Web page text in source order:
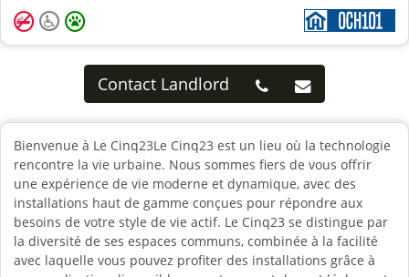
Contact Landlord
Bienvenue à Le Cinq23Le Cinq23 est un lieu où la technologie
rencontre la vie urbaine. Nous sommes fiers de vous offrir
une expérience de vie moderne et dynamique, avec des
installations haut de gamme conçues pour répondre aux
besoins de votre style de vie actif. Le Cinq23 se distingue par
la diversité de ses espaces communs, combinée à la facilité
avec laquelle vous pouvez profiter des installations grâce à